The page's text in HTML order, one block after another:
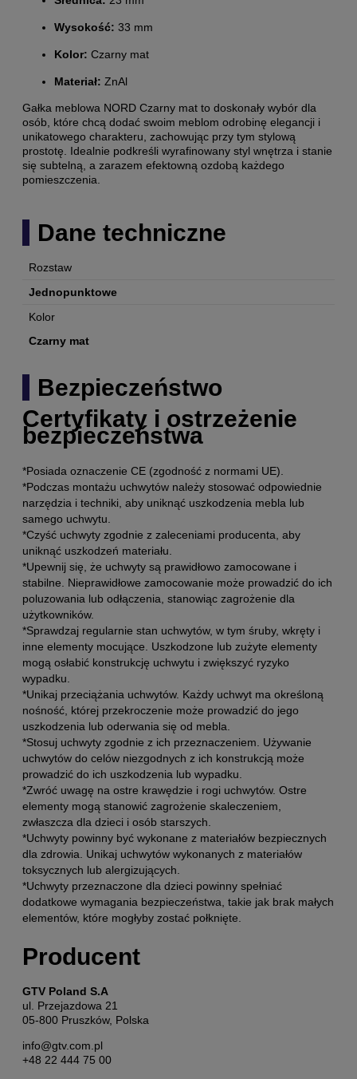
Wysokość: 33 mm
Kolor: Czarny mat
Materiał: ZnAl
Gałka meblowa NORD Czarny mat to doskonały wybór dla
osób, które chcą dodać swoim meblom odrobinę elegancji i
unikatowego charakteru, zachowując przy tym stylową
prostotę. Idealnie podkreśli wyrafinowany styl wnętrza i stanie
się subtelną, a zarazem efektowną ozdobą każdego
pomieszczenia.
Dane techniczne
Rozstaw
Jednopunktowe
Kolor
Czarny mat
Bezpieczeństwo
Certyfikaty i ostrzeżenie
bezpieczeństwa
*Posiada oznaczenie CE (zgodność z normami UE).
*Podczas montażu uchwytów należy stosować odpowiednie
narzędzia i techniki, aby uniknąć uszkodzenia mebla lub
samego uchwytu.
*Czyść uchwyty zgodnie z zaleceniami producenta, aby
uniknąć uszkodzeń materiału.
*Upewnij się, że uchwyty są prawidłowo zamocowane i
stabilne. Nieprawidłowe zamocowanie może prowadzić do ich
poluzowania lub odłączenia, stanowiąc zagrożenie dla
użytkowników.
*Sprawdzaj regularnie stan uchwytów, w tym śruby, wkręty i
inne elementy mocujące. Uszkodzone lub zużyte elementy
mogą osłabić konstrukcję uchwytu i zwiększyć ryzyko
wypadku.
*Unikaj przeciążania uchwytów. Każdy uchwyt ma określoną
nośność, której przekroczenie może prowadzić do jego
uszkodzenia lub oderwania się od mebla.
*Stosuj uchwyty zgodnie z ich przeznaczeniem. Używanie
uchwytów do celów niezgodnych z ich konstrukcją może
prowadzić do ich uszkodzenia lub wypadku.
*Zwróć uwagę na ostre krawędzie i rogi uchwytów. Ostre
elementy mogą stanowić zagrożenie skaleczeniem,
zwłaszcza dla dzieci i osób starszych.
*Uchwyty powinny być wykonane z materiałów bezpiecznych
dla zdrowia. Unikaj uchwytów wykonanych z materiałów
toksycznych lub alergizujących.
*Uchwyty przeznaczone dla dzieci powinny spełniać
dodatkowe wymagania bezpieczeństwa, takie jak brak małych
elementów, które mogłyby zostać połknięte.
Producent
GTV Poland S.A
ul. Przejazdowa 21
05-800 Pruszków, Polska
info@gtv.com.pl
+48 22 444 75 00